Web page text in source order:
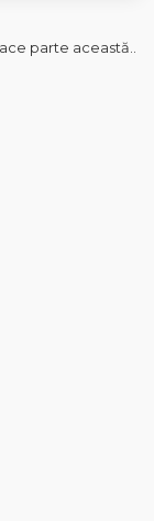
parte această..